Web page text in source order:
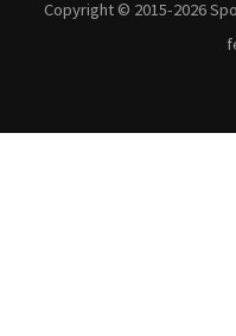
Copyright © 2015-2026